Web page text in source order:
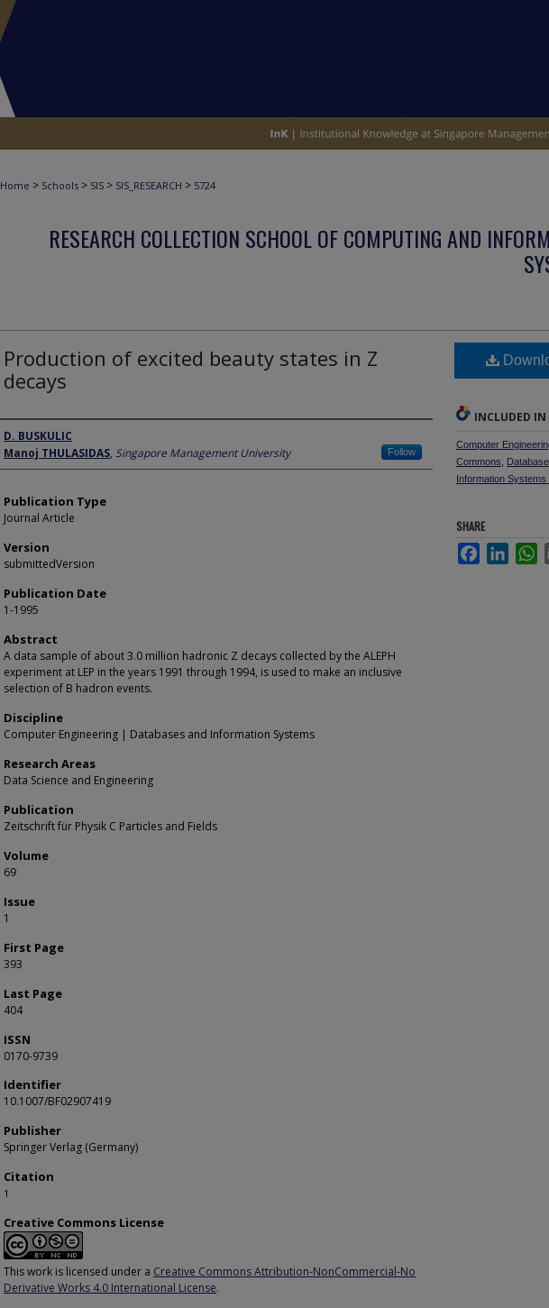
Home > Schools > SIS > SIS_RESEARCH > 5724
RESEARCH COLLECTION SCHOOL OF COMPUTING AND
Production of excited beauty states in Z
decays
Author
D. BUSKULIC
Manoj THULASIDAS, Singapore Management University Follow
Publication Type
Journal Article
Version
submittedVersion
Publication Date
1-1995
Abstract
A data sample of about 3.0 million hadronic Z decays collected by the ALEPH
experiment at LEP in the years 1991 through 1994, is used to make an inclusive
selection of B hadron events.
Discipline
Computer Engineering | Databases and Information Systems
Research Areas
Data Science and Engineering
Publication
Zeitschrift für Physik C Particles and Fields
Volume
69
Issue
1
First Page
393
Last Page
404
ISSN
0170-9739
Identifier
10.1007/BF02907419
Publisher
Springer Verlag (Germany)
Citation
1
Creative Commons License
This work is licensed under a Creative Commons Attribution-NonCommercial-No
Derivative Works 4.0 International License.
INCLUDED IN
Computer
Commons
Information Systems
SHARE
Facebook